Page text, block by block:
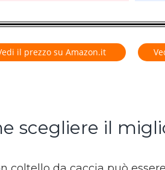
il prezzo su Amazon.it
scegliere il